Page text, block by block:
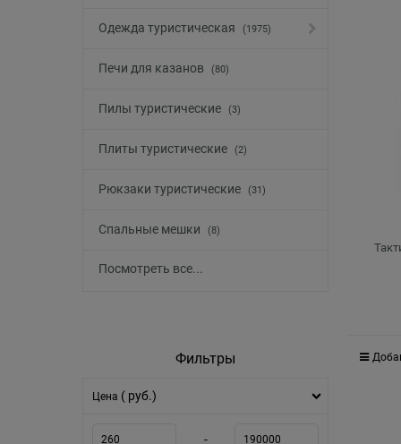
Одежда туристическая (1975)
Печи для казанов (80)
Пилы туристические (3)
Плиты туристические (2)
Рюкзаки туристические (31)
Спальные мешки (8)
Посмотреть все...
Фильтры
Цена ( руб.)
-